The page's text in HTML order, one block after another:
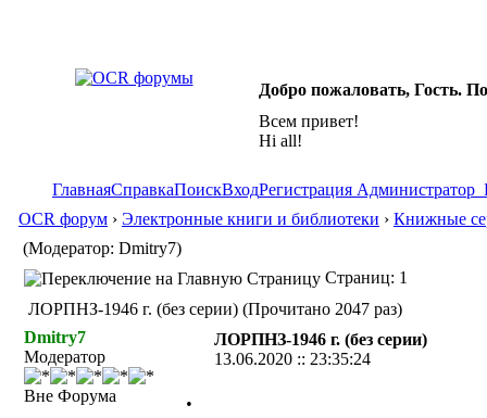
Добро пожаловать, Гость.
Всем привет!
Hi all!
ГлавнаяСправкаПоискВходРегистрация Администратор
OCR форум › Электронные книги и библиотеки › Книжные
(Модератор: Dmitry7)
Страниц: 1
ЛОРПНЗ-1946 г. (без серии) (Прочитано 2047 раз)
Dmitry7
Модератор
Вне Форума
ЛОРПНЗ-1946 г. (без серии)
13.06.2020 :: 23:35:24
.